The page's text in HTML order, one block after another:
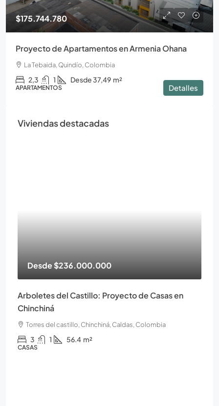
$175.744.780
Proyecto de Apartamentos en Armenia Ohana
La Tebaida, Quindío, Colombia
2,3 1 Desde 37,49 m²
APARTAMENTOS Detalles
Viviendas destacadas
Desde$236.000.000
Arboletes del Castillo: Proyecto de Casas en
Chinchiná
Torres del castillo, Chinchiná, Caldas, Colombia
3 1 56.4 m²
CASAS